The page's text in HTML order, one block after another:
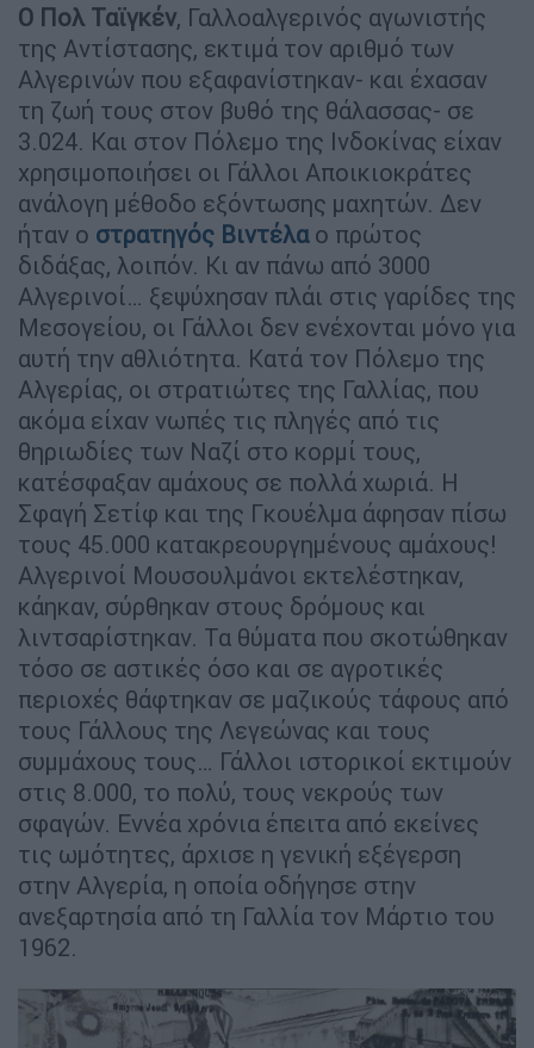
Ο Πολ Ταϊγκέν, Γαλλοαλγερινός αγωνιστής
της Αντίστασης, εκτιμά τον αριθμό των
Αλγερινών που εξαφανίστηκαν- και έχασαν
τη ζωή τους στον βυθό της θάλασσας- σε
3.024. Και στον Πόλεμο της Ινδοκίνας είχαν
χρησιμοποιήσει οι Γάλλοι Αποικιοκράτες
ανάλογη μέθοδο εξόντωσης μαχητών. Δεν
ήταν ο στρατηγός Βιντέλαο πρώτος
διδάξας, λοιπόν. Κι αν πάνω από 3000
Αλγερινοί… ξεψύχησαν πλάι στις γαρίδες της
Μεσογείου, οι Γάλλοι δεν ενέχονται μόνο για
αυτή την αθλιότητα. Κατά τον Πόλεμο της
Αλγερίας, οι στρατιώτες της Γαλλίας, που
ακόμα είχαν νωπές τις πληγές από τις
θηριωδίες των Ναζί στο κορμί τους,
κατέσφαξαν αμάχους σε πολλά χωριά. Η
Σφαγή Σετίφ και της Γκουέλμα άφησαν πίσω
τους 45.000 κατακρεουργημένους αμάχους!
Αλγερινοί Μουσουλμάνοι εκτελέστηκαν,
κάηκαν, σύρθηκαν στους δρόμους και
λιντσαρίστηκαν. Τα θύματα που σκοτώθηκαν
τόσο σε αστικές όσο και σε αγροτικές
περιοχές θάφτηκαν σε μαζικούς τάφους από
τους Γάλλους της Λεγεώνας και τους
συμμάχους τους… Γάλλοι ιστορικοί εκτιμούν
στις 8.000, το πολύ, τους νεκρούς των
σφαγών. Εννέα χρόνια έπειτα από εκείνες
τις ωμότητες, άρχισε η γενική εξέγερση
στην Αλγερία, η οποία οδήγησε στην
ανεξαρτησία από τη Γαλλία τον Μάρτιο του
1962.